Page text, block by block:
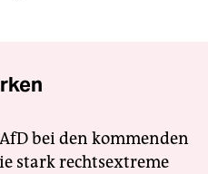
bei den kommenden
stark rechtsextreme